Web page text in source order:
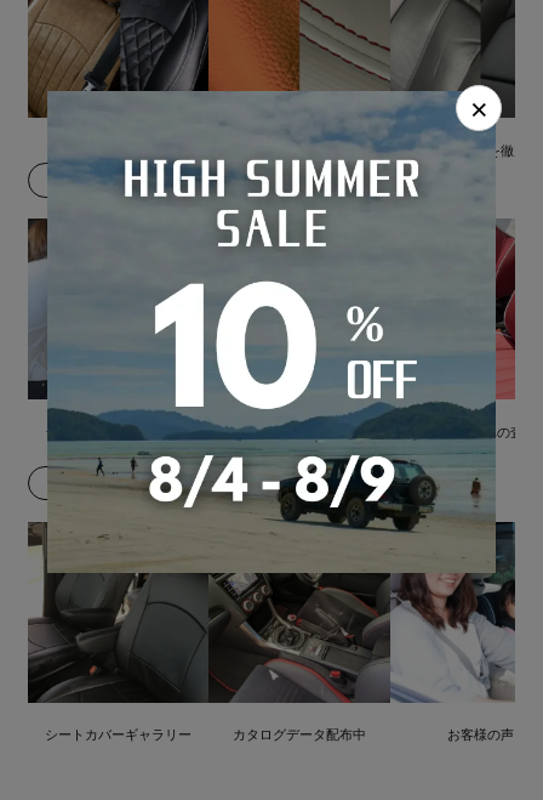
シートカバーの選び方 合皮とレザーを徹底比
届いたら
シートカバーの装着方法 シートカバーのメリット
シートカバーで車の査定
あげる
その他参考情報
シートカバーギャラリー カタログデータ配布中 お客様の声
×